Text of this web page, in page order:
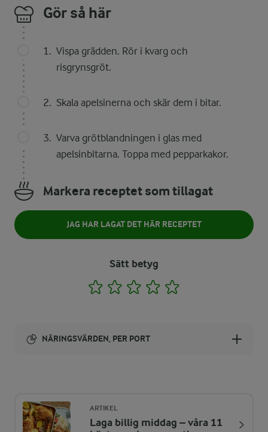
Gör så här
Vispa grädden. Rör i kvarg och
risgrynsgröt.
Skala apelsinerna och skär dem i bitar.
Varva grötblandningen i glas med
apelsinbitarna. Toppa med pepparkakor.
Markera receptet som tillagat
JAG HAR LAGAT DET HÄR RECEPTET
Sätt betyg
1 2 3 4
NÄRINGSVÄRDEN, PER PORT
ARTIKEL
Laga billig middag – våra 11